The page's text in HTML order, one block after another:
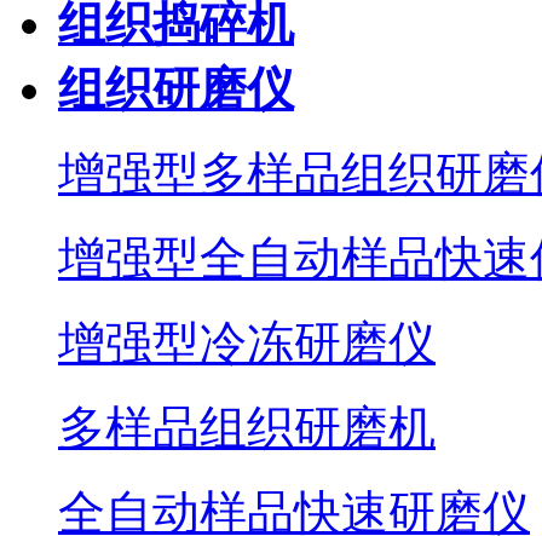
组织捣碎机
组织研磨仪
增强型多样品组织研磨
增强型全自动样品快速
增强型冷冻研磨仪
多样品组织研磨机
全自动样品快速研磨仪